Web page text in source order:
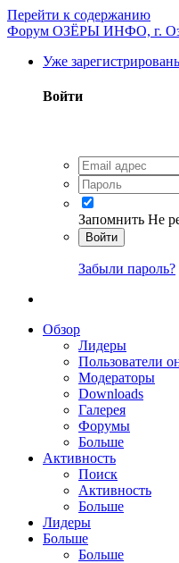
Перейти к содержанию
Форум ОЗЁРЫ ИНФО, г.
Уже
Войти
Запомнить Не
Войти
Забыли пароль?
Обзор
Лидеры
Пользователи
Модераторы
Downloads
Галерея
Форумы
Больше
Активность
Поиск
Активность
Больше
Лидеры
Больше
Больше